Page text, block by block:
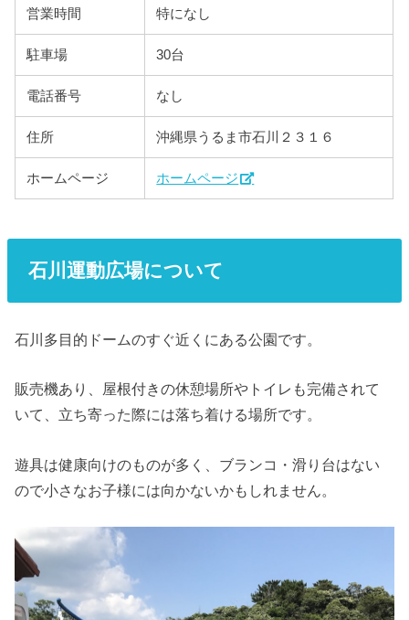
営業時間 特になし
駐車場 30台
電話番号 なし
住所 沖縄県うるま市石川２３１６
ホームページ ホームページ
石川運動広場について
石川多目的ドームのすぐ近くにある公園です。
販売機あり、屋根付きの休憩場所やトイレも完備されて
いて、立ち寄った際には落ち着ける場所です。
遊具は健康向けのものが多く、ブランコ・滑り台はない
ので小さなお子様には向かないかもしれません。